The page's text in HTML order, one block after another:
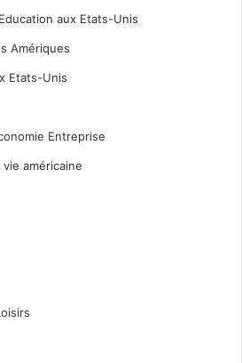
aux Etats-Unis
Amériques
Etats-Unis
Entreprise
vie américaine